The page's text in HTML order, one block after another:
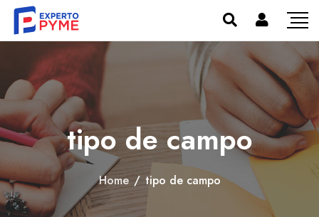
tipo de campo
Home / tipo de campo